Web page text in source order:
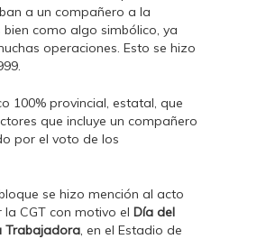
a un compañero a la
como algo simbólico, ya
operaciones. Esto se hizo
100% provincial, estatal, que
que incluye un compañero
por el voto de los
se hizo mención al acto
la CGT con motivo elDía del
Trabajadora, en el Estadio de